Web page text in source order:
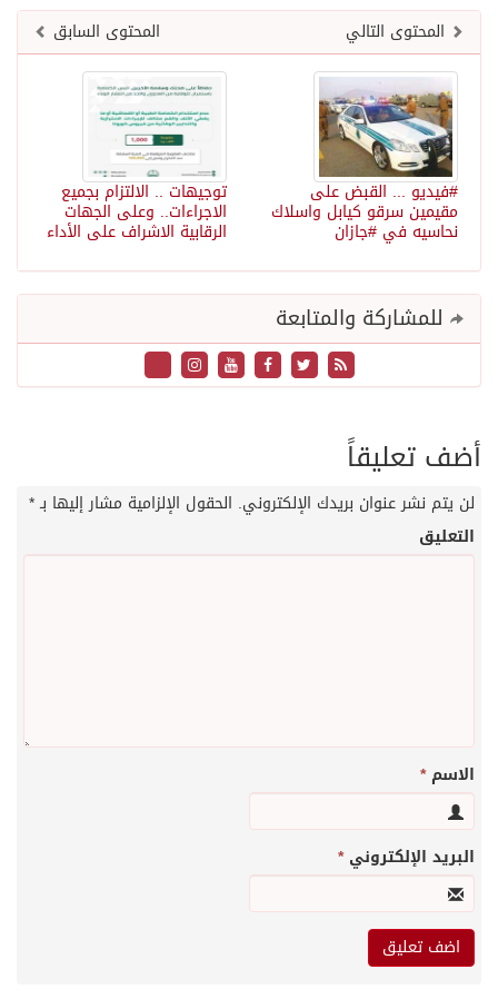
المحتوى السابق المحتوى التالي
توجيهات .. الالتزام بجميع
الاجراءات.. وعلى الجهات
الرقابية الاشراف على الأداء
#فيديو ... القبض على
مقيمين سرقو كيابل واسلاك
نحاسيه في #جازان
للمشاركة والمتابعة
أضف تعليقاً
لن يتم نشر عنوان بريدك الإلكتروني. الحقول الإلزامية مشار إليها بـ*
التعليق
الاسم*
البريد الإلكتروني*